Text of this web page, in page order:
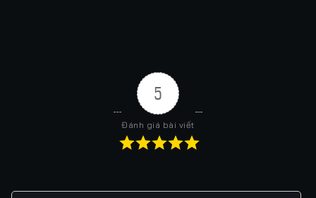
5
Đánh giá bài viết